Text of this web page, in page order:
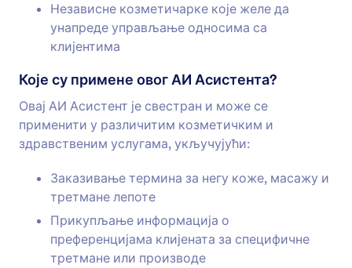
Независне козметичарке које желе да
унапреде управљање односима са
клијентима
Које су примене овог АИ Асистента?
Овај АИ Асистент је свестран и може се
применити у различитим козметичким и
здравственим услугама, укључујући:
Заказивање термина за негу коже, масажу и
третмане лепоте
Прикупљање информација о
преференцијама клијената за специфичне
третмане или производе